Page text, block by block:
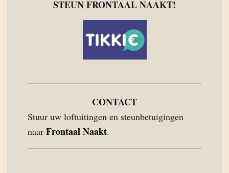
STEUN FRONTAAL NAAKT!
CONTACT
Stuur uw loftuitingen en steunbetuigingen
naar Frontaal Naakt.